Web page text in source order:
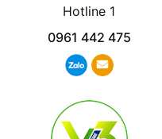
Hotline 1
0961 442 475